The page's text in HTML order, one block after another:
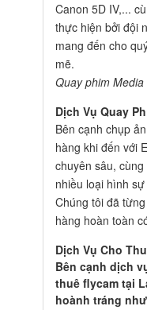
Canon 5D IV,...
thực hiện bởi đội
mang đến cho
mẽ.
Quay phim
Dịch Vụ Quay
Bên cạnh chụp
hàng khi đến với
chuyên sâu,
nhiều loại hình
Chúng tôi đã
hàng hoàn toàn
Dịch Vụ Cho
Bên cạnh dịch
thuê flycam tại
hoành tráng